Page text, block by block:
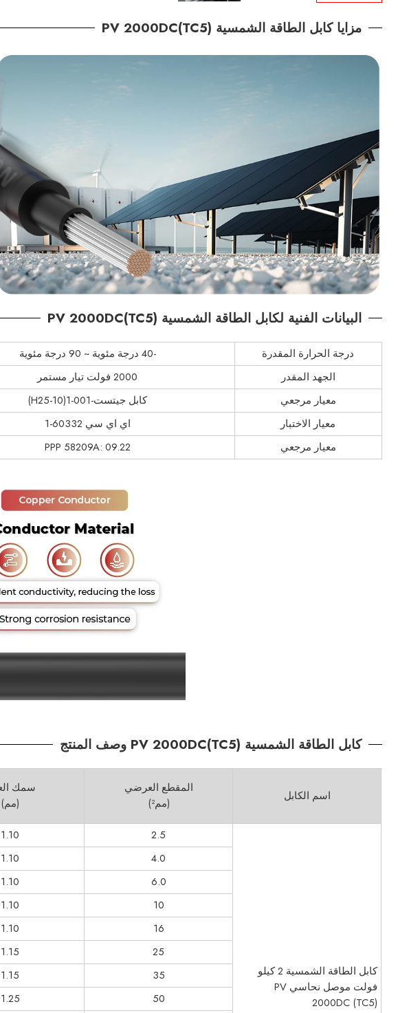
مزايا كابل الطاقة الشمسية PV 2000DC(TC5)
البيانات الفنية لكابل الطاقة الشمسية PV 2000DC(TC5)
درجة الحرارة المقدرة
-40 درجة مئوية ~ 90 درجة مئوية
الجهد المقدر
2000 فولت تيار مستمر
معيار مرجعي
كابل جيتست-001-1(H25-10)
معيار الاختبار
اي اي سي 60332-1
معيار مرجعي
PPP 58209A: 09.22
كابل الطاقة الشمسية PV 2000DC(TC5) وصف المنتج
اسم الكابل
المقطع العرضي
(مم²)
سمك
(مم)
كابل الطاقة الشمسية 2 كيلو
فولت موصل نحاسي PV
2000DC (TC5)
2.5
1.10
4.0
1.10
6.0
1.10
10
1.10
16
1.10
25
1.15
35
1.15
50
1.25